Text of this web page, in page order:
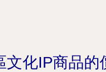
化IP商品的